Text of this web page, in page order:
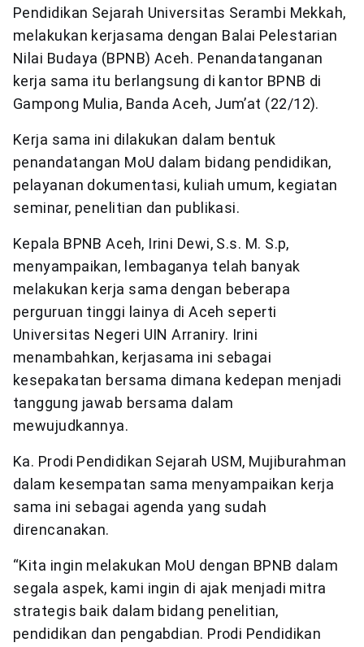
Pendidikan Sejarah Universitas Serambi Mekkah,
melakukan kerjasama dengan Balai Pelestarian
Nilai Budaya (BPNB) Aceh. Penandatanganan
kerja sama itu berlangsung di kantor BPNB di
Gampong Mulia, Banda Aceh, Jum’at (22/12).
Kerja sama ini dilakukan dalam bentuk
penandatangan MoU dalam bidang pendidikan,
pelayanan dokumentasi, kuliah umum, kegiatan
seminar, penelitian dan publikasi.
Kepala BPNB Aceh, Irini Dewi, S.s. M. S.p,
menyampaikan, lembaganya telah banyak
melakukan kerja sama dengan beberapa
perguruan tinggi lainya di Aceh seperti
Universitas Negeri UIN Arraniry. Irini
menambahkan, kerjasama ini sebagai
kesepakatan bersama dimana kedepan menjadi
tanggung jawab bersama dalam
mewujudkannya.
Ka. Prodi Pendidikan Sejarah USM, Mujiburahman
dalam kesempatan sama menyampaikan kerja
sama ini sebagai agenda yang sudah
direncanakan.
“Kita ingin melakukan MoU dengan BPNB dalam
segala aspek, kami ingin di ajak menjadi mitra
strategis baik dalam bidang penelitian,
pendidikan dan pengabdian. Prodi Pendidikan